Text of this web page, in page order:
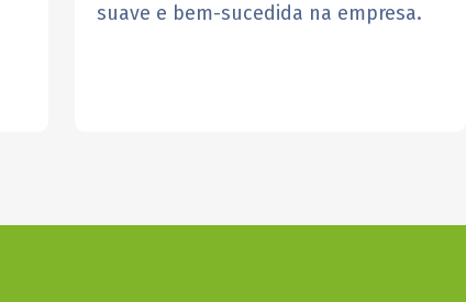
suave e bem-sucedida na empresa.